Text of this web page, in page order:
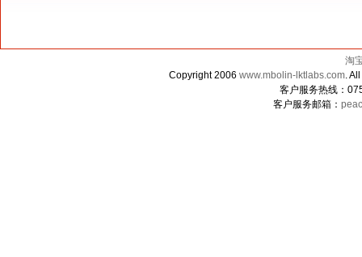
淘
Copyright 2006 www.mbolin-lktlabs.com.
客户服务热线：
客户服务邮箱：